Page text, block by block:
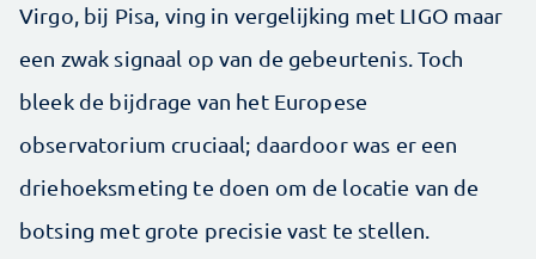
Virgo, bij Pisa, ving in vergelijking met LIGO maar
een zwak signaal op van de gebeurtenis. Toch
bleek de bijdrage van het Europese
observatorium cruciaal; daardoor was er een
driehoeksmeting te doen om de locatie van de
botsing met grote precisie vast te stellen.